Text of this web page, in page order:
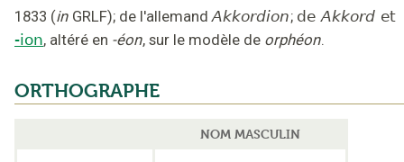
1833 (in GRLF); de l'allemand Akkordion; de Akkord et
-ion, altéré en -éon, sur le modèle de orphéon.
ORTHOGRAPHE
NOM MASCULIN